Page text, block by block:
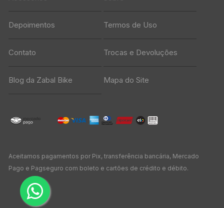
Depoimentos Termos de Uso
Contato Trocas e Devoluções
Blog da Zabal Bike Mapa do Site
Aceitamos pagamentos por Pix, transferência bancária, Mercado
Pago e Pagseguro com boleto e cartões de crédito e débito.